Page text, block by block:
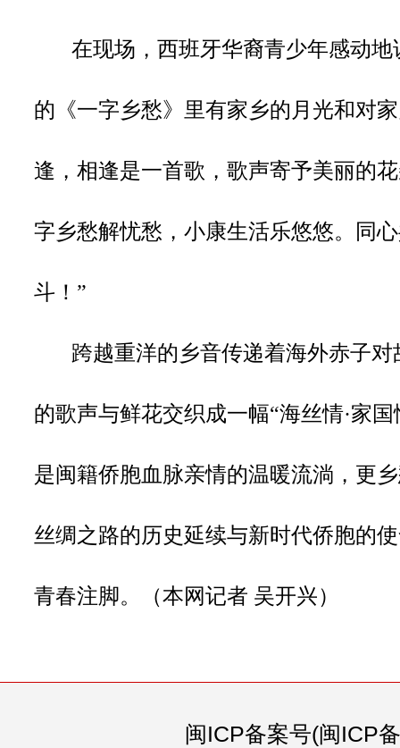
在现场，西班牙华裔青少年感动地
的《一字乡愁》里有家乡的月光和对
逢，相逢是一首歌，歌声寄予美丽的
字乡愁解忧愁，小康生活乐悠悠。同
斗！”
跨越重洋的乡音传递着海外赤子
的歌声与鲜花交织成一幅“海丝情·家
是闽籍侨胞血脉亲情的温暖流淌，更
丝绸之路的历史延续与新时代侨胞的
青春注脚。（本网记者 吴开兴）
闽ICP备案号(闽ICP